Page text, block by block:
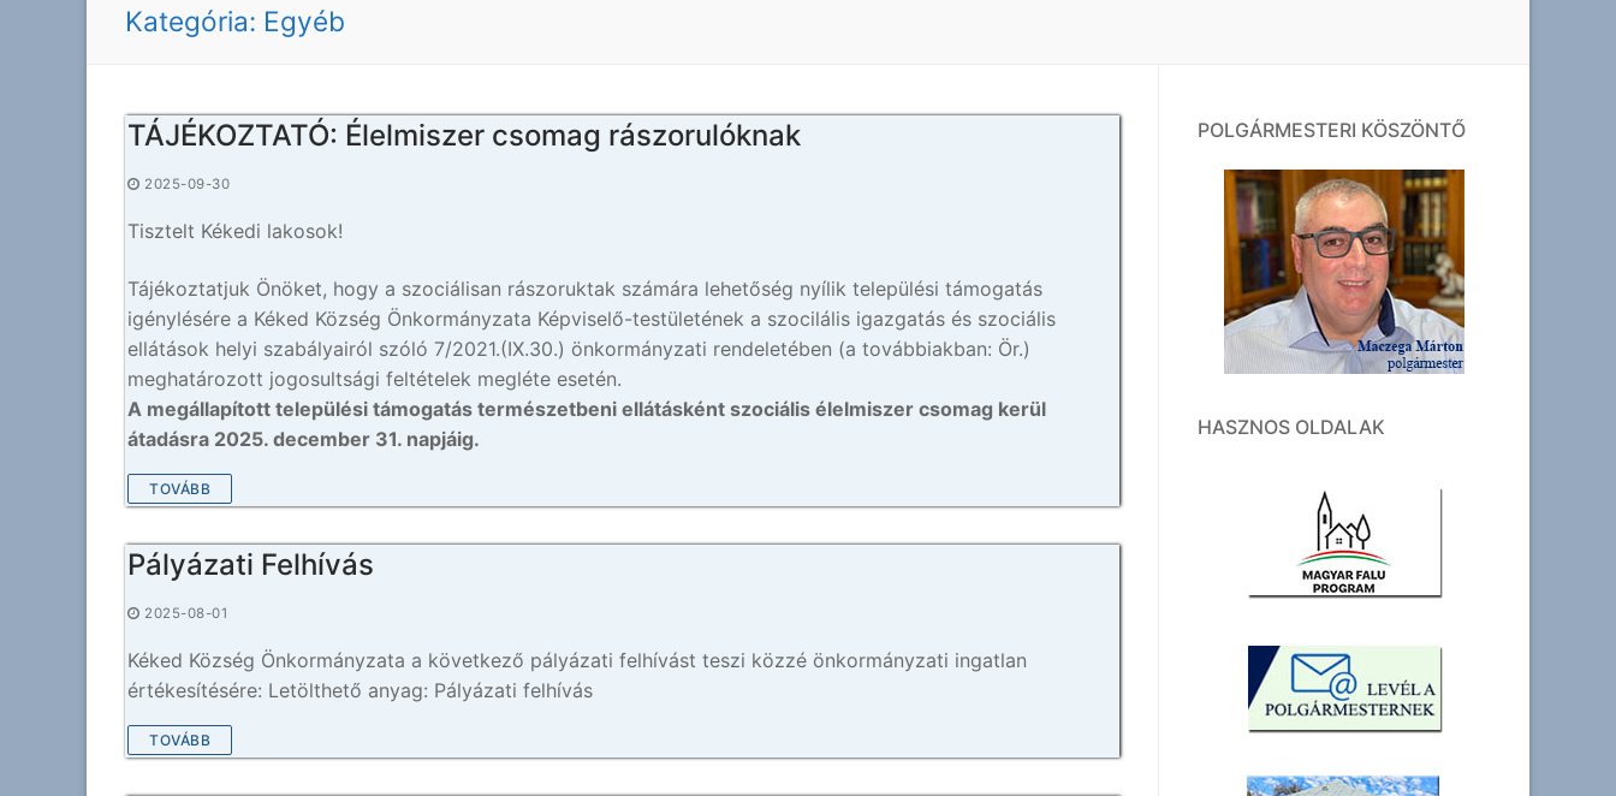
Kategória: Egyéb
TÁJÉKOZTATÓ: Élelmiszer csomag rászorulóknak
2025-09-30
Tisztelt Kékedi lakosok!
Tájékoztatjuk Önöket, hogy a szociálisan rászoruktak számára lehetőség nyílik települési támogatás
igénylésére a Kéked Község Önkormányzata Képviselő-testületének a szocilális igazgatás és szociális
ellátások helyi szabályairól szóló 7/2021.(IX.30.) önkormányzati rendeletében (a továbbiakban: Ör.)
meghatározott jogosultsági feltételek megléte esetén.
A megállapított települési támogatás természetbeni ellátásként szociális élelmiszer csomag kerül
átadásra 2025. december 31. napjáig.
TOVÁBB
Pályázati Felhívás
2025-08-01
Kéked Község Önkormányzata a következő pályázati felhívást teszi közzé önkormányzati ingatlan
értékesítésére: Letölthető anyag: Pályázati felhívás
TOVÁBB
POLGÁRMESTERI KÖSZÖNTŐ
HASZNOS OLDALAK